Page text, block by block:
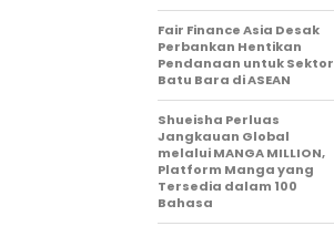
Fair Finance Asia Desak
Perbankan Hentikan
Pendanaan untuk Sektor
Batu Bara di ASEAN
Shueisha Perluas
Jangkauan Global
melalui MANGA MILLION,
Platform Manga yang
Tersedia dalam 100
Bahasa